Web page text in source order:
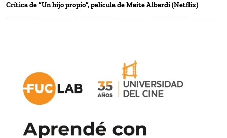
Crítica de “Un hijo propio”, película de Maite Alberdi (Netflix)